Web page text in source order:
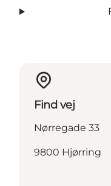
Find vej
Nørregade 33
9800 Hjørring